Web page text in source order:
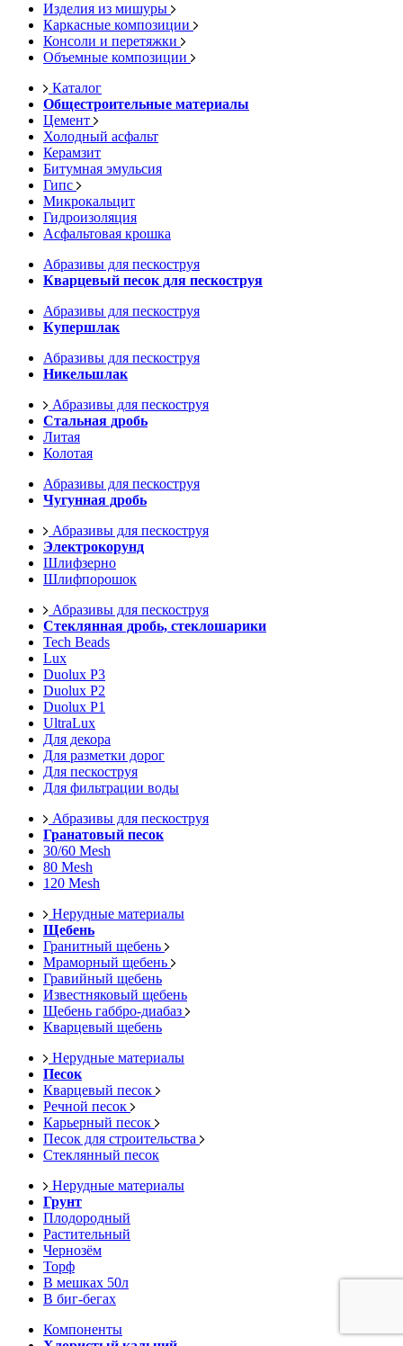
Изделия из мишуры
Каркасные композиции
Консоли и перетяжки
Объемные композиции
Каталог
Общестроительные материалы
Цемент
Холодный асфальт
Керамзит
Битумная эмульсия
Гипс
Микрокальцит
Гидроизоляция
Асфальтовая крошка
Абразивы для пескоструя
Кварцевый песок для пескоструя
Абразивы для пескоструя
Купершлак
Абразивы для пескоструя
Никельшлак
Абразивы для пескоструя
Стальная дробь
Литая
Колотая
Абразивы для пескоструя
Чугунная дробь
Абразивы для пескоструя
Электрокорунд
Шлифзерно
Шлифпорошок
Абразивы для пескоструя
Стеклянная дробь, стеклошарики
Tech Beads
Lux
Duolux P3
Duolux P2
Duolux P1
UltraLux
Для декора
Для разметки дорог
Для пескоструя
Для фильтрации воды
Абразивы для пескоструя
Гранатовый песок
30/60 Mesh
80 Mesh
120 Mesh
Нерудные материалы
Щебень
Гранитный щебень
Мраморный щебень
Гравийный щебень
Известняковый щебень
Щебень габбро-диабаз
Кварцевый щебень
Нерудные материалы
Песок
Кварцевый песок
Речной песок
Карьерный песок
Песок для строительства
Стеклянный песок
Нерудные материалы
Грунт
Плодородный
Растительный
Чернозём
Торф
В мешках 50л
В биг-бегах
Компоненты